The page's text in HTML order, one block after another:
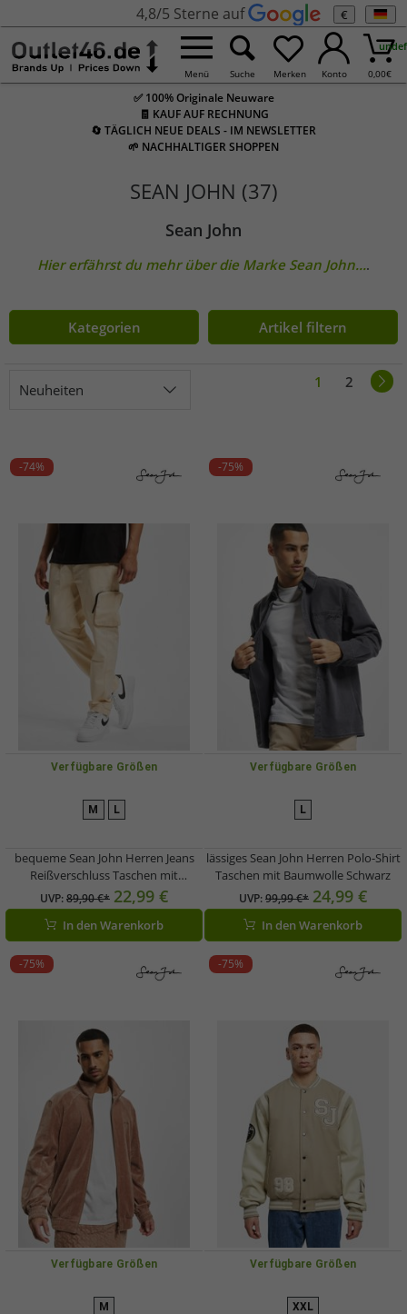
4,8/5 Sterne auf €
Menü Suche Merken Konto 0,00€
✅ 100% Originale Neuware
🧾 KAUF AUF RECHNUNG
🔄 TÄGLICH NEUE DEALS - IM NEWSLETTER
🌱 NACHHALTIGER SHOPPEN
SEAN JOHN (37)
Sean John
Hier erfährst du mehr über die Marke Sean John....
Kategorien Artikel filtern
Neuheiten 1 2
-74%
Verfügbare Größen
M L
bequeme Sean John Herren Jeans
Reißverschluss Taschen mit
Baumwolle Beige
UVP:89,90 €* 22,99 €
In den Warenkorb
-75%
Verfügbare Größen
L
lässiges Sean John Herren Polo-Shirt
Taschen mit Baumwolle Schwarz
UVP:99,99 €* 24,99 €
In den Warenkorb
-75%
Verfügbare Größen
M
-75%
Verfügbare Größen
XXL